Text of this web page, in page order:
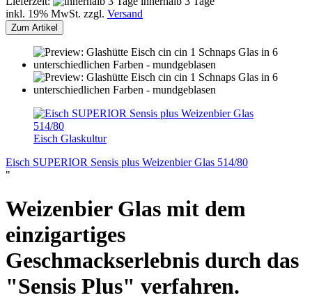
inkl. 19% MwSt. zzgl. Versand
Zum Artikel
Eisch Glaskultur
Eisch SUPERIOR Sensis plus Weizenbier Glas 514/80
"
Weizenbier Glas mit dem
einzigartiges
Geschmackserlebnis durch das
"Sensis Plus" verfahren.